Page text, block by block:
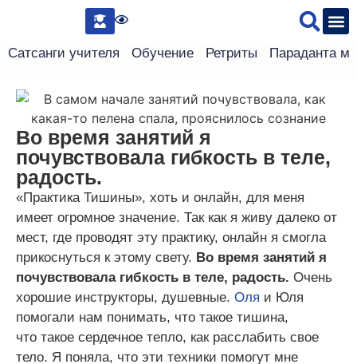
Сатсанги учителя Обучение Ретриты Параданта
Во время занятий я
почувствовала гибкость в теле,
радость.
«Практика Тишины», хоть и онлайн, для меня
имеет огромное значение. Так как я живу далеко от
мест, где проводят эту практику, онлайн я смогла
прикоснуться к этому свету. Во время занятий я
почувствовала гибкость в теле, радость. Очень
хорошие инструкторы, душевные. Оля и Юля
помогали нам понимать, что такое тишина,
что такое сердечное тепло, как расслабить свое
тело. Я поняла, что эти техники помогут мне